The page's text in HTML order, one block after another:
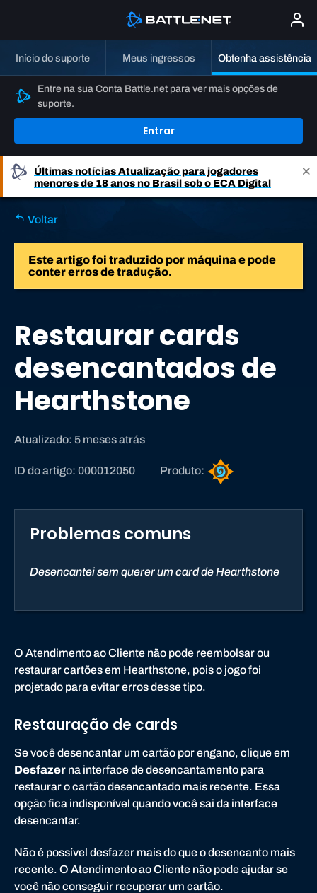
Início do suporte Meus ingressos Obtenha assistência
Entre na sua Conta Battle.net para ver mais opções de
suporte.
Entrar
Últimas notíciasAtualização para jogadores
menores de 18 anos no Brasil sob o ECA Digital
Voltar
Este artigo foi traduzido por máquina e pode
conter erros de tradução.
Restaurar cards
desencantados de
Hearthstone
Atualizado: 5 meses atrás
ID do artigo: 000012050 Produto:
s
Problemas comuns
Desencantei sem querer um card de Hearthstone
O Atendimento ao Cliente não pode reembolsar ou
restaurar cartões em Hearthstone, pois o jogo foi
projetado para evitar erros desse tipo.
Restauração de cards
Se você desencantar um cartão por engano, clique em
Desfazer na interface de desencantamento para
restaurar o cartão desencantado mais recente. Essa
opção fica indisponível quando você sai da interface
desencantar.
Não é possível desfazer mais do que o desencanto mais
recente. O Atendimento ao Cliente não pode ajudar se
você não conseguir recuperar um cartão.